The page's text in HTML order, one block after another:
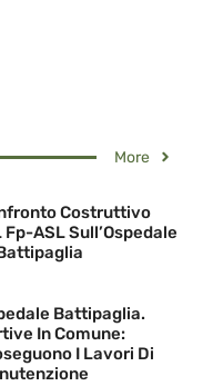
More
Costruttivo
Fp-ASL Sull’Ospedale
Battipaglia.
In Comune:
I Lavori Di